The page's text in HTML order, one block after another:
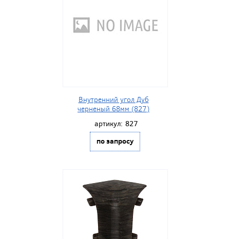
Внутренний угол Дуб
черненый 68мм (827)
артикул: 827
по запросу